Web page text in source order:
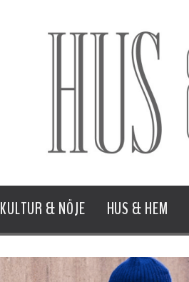
KULTUR & NÖJE HUS & HEM